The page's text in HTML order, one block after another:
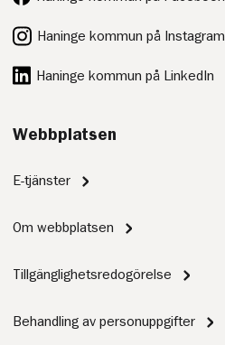
Haninge kommun på Instagram
Haninge kommun på LinkedIn
Webbplatsen
E-tjänster
Om webbplatsen
Tillgänglighetsredogörelse
Behandling av personuppgifter